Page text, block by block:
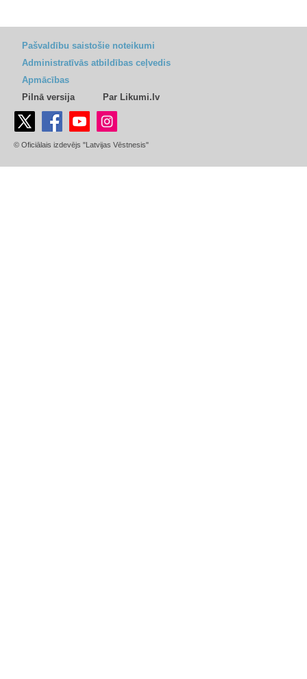
Pašvaldību saistošie noteikumi
Administratīvās atbildības ceļvedis
Apmācības
Pilnā versija
Par Likumi.lv
© Oficiālais izdevējs "Latvijas Vēstnesis"